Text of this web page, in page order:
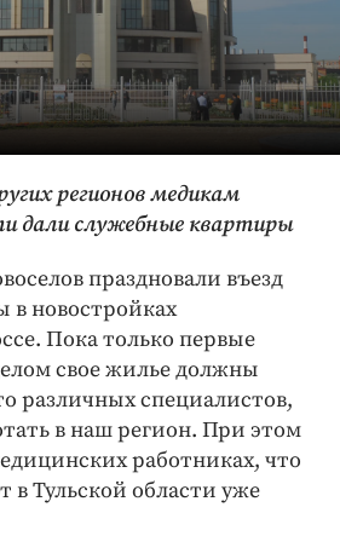
регионов медикам
дали служебные квартиры
праздновали въезд
в новостройках
Пока только первые
свое жилье должны
различных специалистов,
в наш регион. При этом
работниках, что
в Тульской области уже